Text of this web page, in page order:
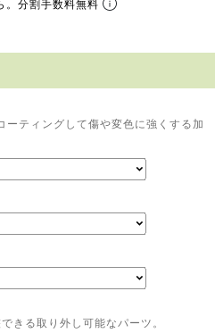
。分割手数料無料
ーティングして傷や変色に強くする加
きる取り外し可能なパーツ。